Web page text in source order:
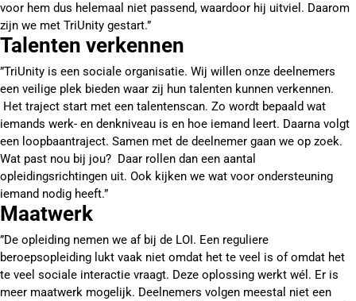
voor hem dus helemaal niet passend, waardoor hij uitviel. Daarom
zijn we met TriUnity gestart.”
Talenten verkennen
”TriUnity is een sociale organisatie. Wij willen onze deelnemers
een veilige plek bieden waar zij hun talenten kunnen verkennen.
Het traject start met een talentenscan. Zo wordt bepaald wat
iemands werk- en denkniveau is en hoe iemand leert. Daarna volgt
een loopbaantraject. Samen met de deelnemer gaan we op zoek.
Wat past nou bij jou? Daar rollen dan een aantal
opleidingsrichtingen uit. Ook kijken we wat voor ondersteuning
iemand nodig heeft.”
Maatwerk
”De opleiding nemen we af bij de LOI. Een reguliere
beroepsopleiding lukt vaak niet omdat het te veel is of omdat het
te veel sociale interactie vraagt. Deze oplossing werkt wél. Er is
meer maatwerk mogelijk. Deelnemers volgen meestal niet een